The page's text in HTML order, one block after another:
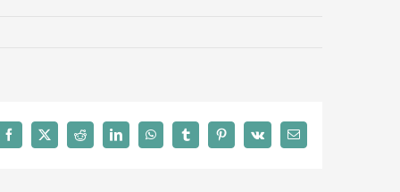
Facebook
X Reddit LinkedInWhatsAppTumblrPinterest
Vk Email